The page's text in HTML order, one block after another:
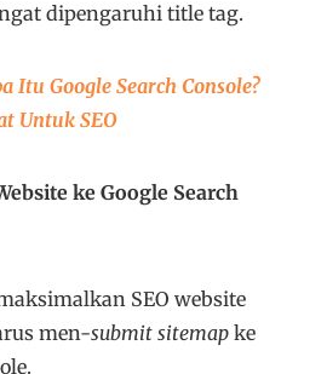
dipengaruhi title tag.
Itu Google Search Console?
Untuk SEO
ke Google Search
SEO website
men-submit sitemap ke